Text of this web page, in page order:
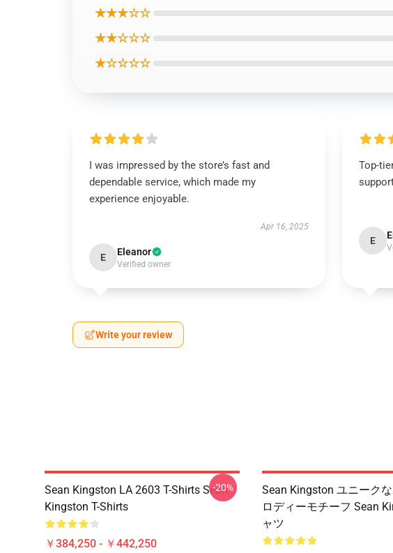
★★★☆☆
★★☆☆☆
★☆☆☆☆
I was impressed by the store’s fast and
dependable service, which made my
experience enjoyable.
Apr 16, 2025
E Eleanor
Verified owner
Top-
E
Write your review
Sean Kingston LA 2603 T-Shirts Sean
Kingston T-Shirts
￥384,250 - ￥442,250
-20%
Sean Kingston ユニーク
ロディーモチーフ Sean
ャツ